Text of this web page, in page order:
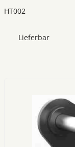
HT002
Lieferbar